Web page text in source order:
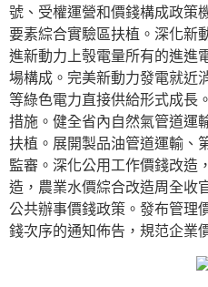
號、受權運營和價錢構成政策
要素綜合實驗區扶植。深化新
進新動力上彀電量所有的進進
場構成。完美新動力發電就近
等綠色電力直接供給形式成長
措施。健全省內自然氣管道運
扶植。展開製品油管道運輸、
監審。深化公用工作價錢改造
造，農業水價綜合改造周全收
公共辦事價錢政策。發布管理
錢次序的通知佈告，規范企業